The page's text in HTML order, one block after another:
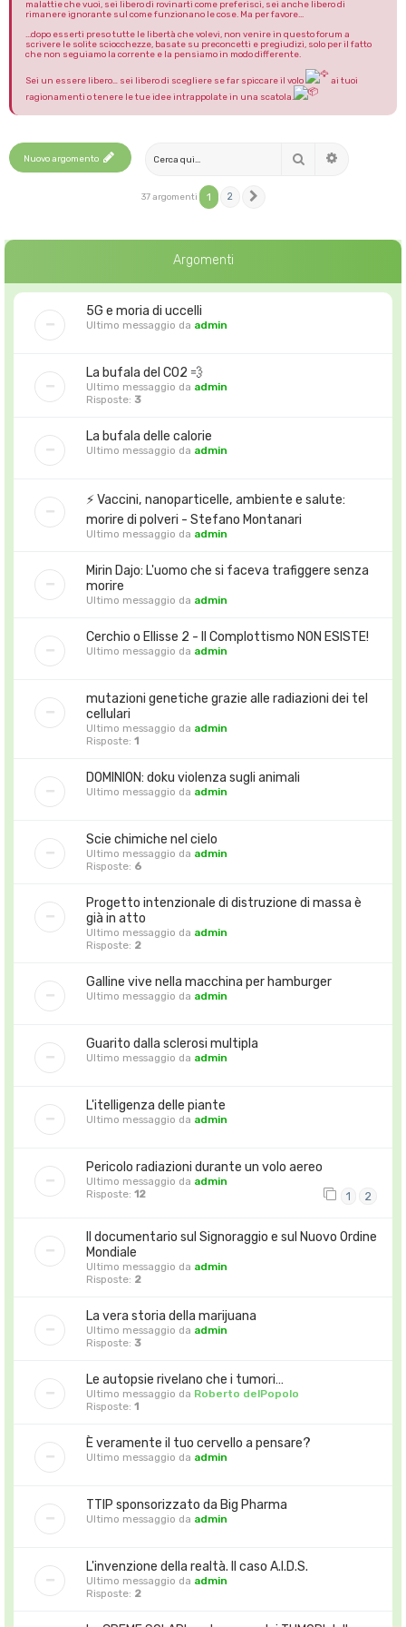
malattie che vuoi, sei libero di rovinarti come preferisci, sei anche libero di
rimanere ignorante sul come funzionano le cose. Ma per favore...
...dopo esserti preso tutte le libertà che volevi, non venire in questo forum a
scrivere le solite sciocchezze, basate su preconcetti e pregiudizi, solo per il fatto
che non seguiamo la corrente e la pensiamo in modo differente.
Sei un essere libero… sei libero di scegliere se far spiccare il volo
ai tuoi
ragionamenti o tenere le tue idee intrappolate in una scatola.
Nuovo argomento Cerca
37 argomenti 1 2
Argomenti
5G e moria di uccelli
Ultimo messaggio da admin
La bufala del CO2 💨
Ultimo messaggio da admin
Risposte: 3
La bufala delle calorie
Ultimo messaggio da admin
⚡️ Vaccini, nanoparticelle, ambiente e salute:
morire di polveri - Stefano Montanari
Ultimo messaggio da admin
Mirin Dajo: L'uomo che si faceva trafiggere senza
morire
Ultimo messaggio da admin
Cerchio o Ellisse 2 - Il Complottismo NON ESISTE!
Ultimo messaggio da admin
mutazioni genetiche grazie alle radiazioni dei tel
cellulari
Ultimo messaggio da admin
Risposte: 1
DOMINION: doku violenza sugli animali
Ultimo messaggio da admin
Scie chimiche nel cielo
Ultimo messaggio da admin
Risposte: 6
Progetto intenzionale di distruzione di massa è
già in atto
Ultimo messaggio da admin
Risposte: 2
Galline vive nella macchina per hamburger
Ultimo messaggio da admin
Guarito dalla sclerosi multipla
Ultimo messaggio da admin
L'itelligenza delle piante
Ultimo messaggio da admin
Pericolo radiazioni durante un volo aereo
Ultimo messaggio da admin
Risposte: 12 1 2
Il documentario sul Signoraggio e sul Nuovo Ordine
Mondiale
Ultimo messaggio da admin
Risposte: 2
La vera storia della marijuana
Ultimo messaggio da admin
Risposte: 3
Le autopsie rivelano che i tumori…
Ultimo messaggio da Roberto delPopolo
Risposte: 1
È veramente il tuo cervello a pensare?
Ultimo messaggio da admin
TTIP sponsorizzato da Big Pharma
Ultimo messaggio da admin
L'invenzione della realtà. Il caso A.I.D.S.
Ultimo messaggio da admin
Risposte: 2